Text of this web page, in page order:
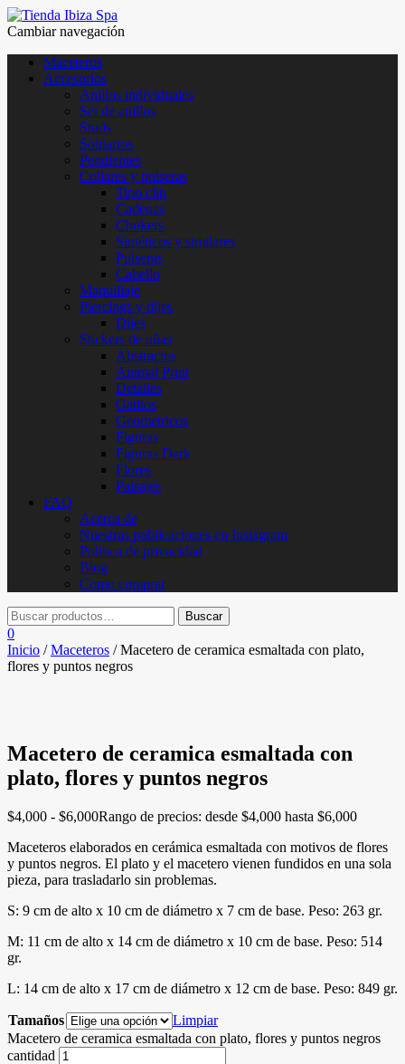
Cambiar navegación
Maceteros
Accesorios
Anillos individuales
Set de anillos
Studs
Solitarios
Pendientes
Collares y pulseras
Tipo clip
Cadenas
Chokers
Sintéticos y similares
Pulseras
Cabello
Maquillaje
Piercings y dijes
Dijes
Stickers de uñas
Abstractos
Animal Print
Detalles
Gatitos
Geometricos
Figuras
Figuras Dark
Flores
Paisajes
FAQ
Acerca de
Nuestras publicaciones en Instagram
Politica de privacidad
Blog
Como comprar
0
Inicio /Maceteros / Macetero de ceramica esmaltada con plato,
flores y puntos negros
Macetero de ceramica esmaltada con
plato, flores y puntos negros
$4,000 - $6,000Rango de precios: desde $4,000 hasta $6,000
Maceteros elaborados en cerámica esmaltada con motivos de flores
y puntos negros. El plato y el macetero vienen fundidos en una sola
pieza, para trasladarlo sin problemas.
S: 9 cm de alto x 10 cm de diámetro x 7 cm de base. Peso: 263 gr.
M: 11 cm de alto x 14 cm de diámetro x 10 cm de base. Peso: 514
gr.
L: 14 cm de alto x 17 cm de diámetro x 12 cm de base. Peso: 849 gr.
Tamaños
Limpiar
Macetero de ceramica esmaltada con plato, flores y puntos negros
cantidad